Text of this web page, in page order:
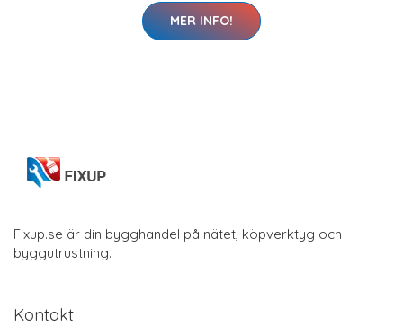
MER INFO!
Fixup.se är din bygghandel på nätet, köpverktyg och
byggutrustning.
Kontakt